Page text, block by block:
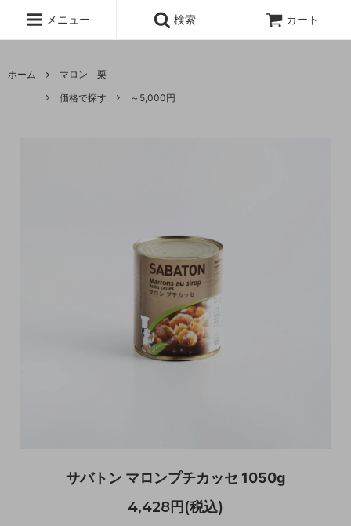
メニュー 検索 カート
ホーム
マロン 栗
価格で探す
～5,000円
サバトン マロンプチカッセ 1050g
4,428円(税込)